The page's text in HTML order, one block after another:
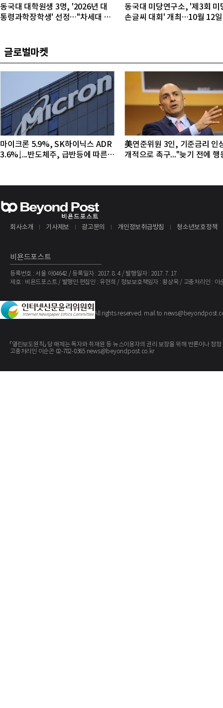
동국대 대학원생 3명, '2026년 대
통령과학장학생' 선정…"차세대 연
동국대 미당연구소, '제3회 미
손글씨 대회' 개최…10월 12
글로벌마켓
마이크론 5.9%, SK하이닉스 ADR
3.6%↓...반도체주, 급반등에 따른
美연준위원 3인, 기준금리 인
개적으로 촉구..."늦기 전에 행
회사소개 기사제보 광고문의 개인정보취급방침 청소년보호정책
비욘드포스트
등록번호 : 서울 아04642 / 등록일자 : 2017. 8. 4 / 발행일자 : 2017. 7. 17
제호 : 비욘드포스트 / 발행인·편집인 : 유현희 / 정보보호책임자 : 황상욱 / 고충처리인 : 이
Copyright ©The BeyondPost. All rights reserved. mail to
「열린보도원칙」 당 매체는 독자와 취재원 등 뉴스이용자의 권리 보장을 위해 반론이나
고충처리인 이순곤 02-782-0365 news@beyondpost.co.kr